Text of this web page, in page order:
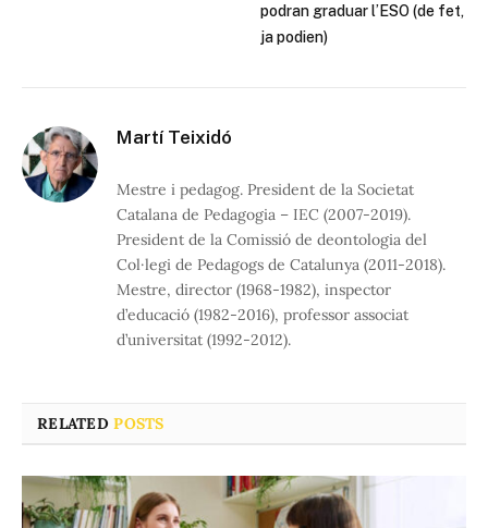
podran graduar l’ESO (de fet,
ja podien)
Martí Teixidó
Mestre i pedagog. President de la Societat
Catalana de Pedagogia – IEC (2007-2019).
President de la Comissió de deontologia del
Col·legi de Pedagogs de Catalunya (2011-2018).
Mestre, director (1968-1982), inspector
d’educació (1982-2016), professor associat
d’universitat (1992-2012).
RELATEDPOSTS